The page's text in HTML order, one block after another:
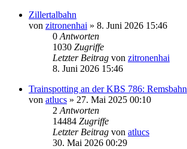
Zillertalbahn
von zitronenhai » 8. Juni 2026 15:46
0 Antworten
1030 Zugriffe
Letzter Beitrag von zitronenhai
8. Juni 2026 15:46
Trainspotting an der KBS 786: Remsbahn
von atlucs » 27. Mai 2025 00:10
2 Antworten
14484 Zugriffe
Letzter Beitrag von atlucs
30. Mai 2026 00:29